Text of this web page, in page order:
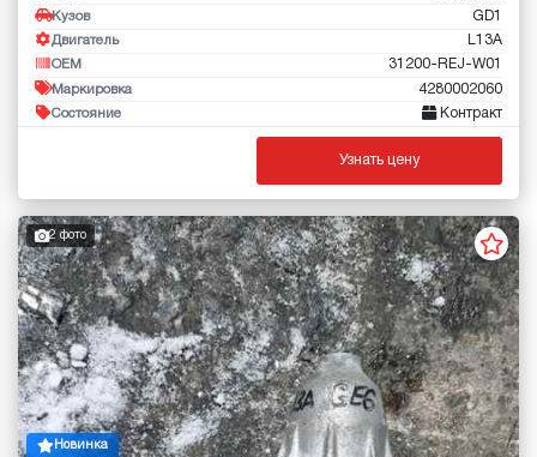
Кузов GD1
Двигатель L13A
OEM 31200-REJ-W01
Маркировка 4280002060
Состояние Контракт
Узнать цену
2 фото
Новинка